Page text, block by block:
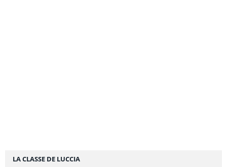
LA CLASSE DE LUCCIA